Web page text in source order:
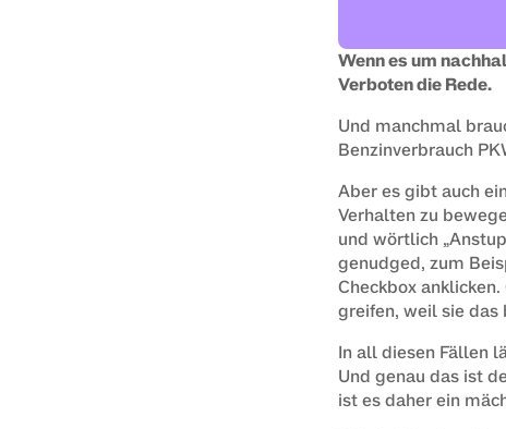
Wenn es um
Verboten die Rede.
Und manchmal
Benzinverbrauch
Aber es gibt auch
Verhalten zu
und wörtlich
genudged, zum
Checkbox
greifen, weil sie das
In all diesen Fällen
Und genau das ist
ist es daher ein